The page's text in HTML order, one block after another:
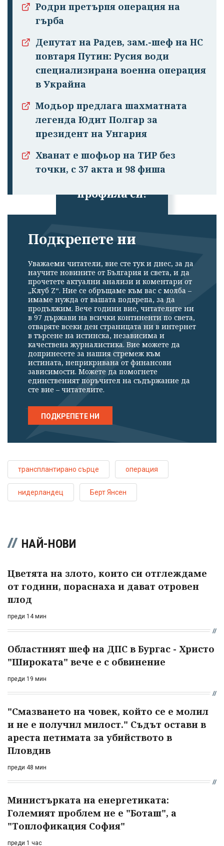
Успешно
излязохте от
профила си!
Родри претърпя операция на
гърба
Депутат на Радев, зам.-шеф на НС
повтаря Путин: Русия води
специализирана военна операция
в Украйна
Модьор предлага шахматната
легенда Юдит Полгар за
президент на Унгария
Хванат е шофьор на ТИР без
точки, с 37 акта и 98 фиша
Подкрепете ни
Уважаеми читатели, вие сте тук и днес, за да
научите новините от България и света, и да
прочетете актуални анализи и коментари от
„Клуб Z“. Ние се обръщаме към вас с молба –
имаме нужда от вашата подкрепа, за да
продължим. Вече години вие, читателите ни
в 97 държави на всички континенти по света,
отваряте всеки ден страницата ни в интернет
в търсене на истинска, независима и
качествена журналистика. Вие можете да
допринесете за нашия стремеж към
истината, неприкривана от финансови
зависимости. Можете да помогнете
единственият поръчител на съдържание да
сте вие – читателите.
ПОДКРЕПЕТЕ НИ
трансплантирано сърце операция
нидерландец Берт Янсен
НАЙ-НОВИ
Цветята на злото, които си отглеждаме
от години, пораснаха и дават отровен
плод
преди 14 мин
Областният шеф на ДПС в Бургас - Христо
"Широката" вече е с обвинение
преди 19 мин
"Смазването на човек, който се е молил
и не е получил милост." Съдът остави в
ареста петимата за убийството в
Пловдив
преди 48 мин
Министърката на енергетиката:
Големият проблем не е "Боташ", а
"Топлофикация София"
преди 1 час